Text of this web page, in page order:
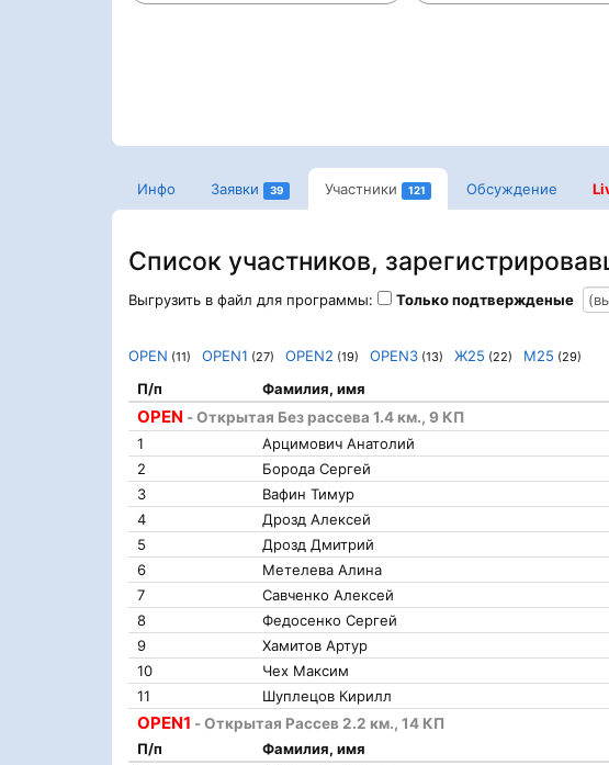
Инфо Заявки 39 Участники 121 Обсуждение
Список участников,
Выгрузить в файл для программы: Только подтвержденые
OPEN (11) OPEN1 (27) OPEN2 (19) OPEN3 (13) Ж25 (22) М25 (29)
OPEN - Открытая Без рассева 1.4 км., 9 КП
П/п Фамилия, имя
1 Арцимович Анатолий
2 Борода Сергей
3 Вафин Тимур
4 Дрозд Алексей
5 Дрозд Дмитрий
6 Метелева Алина
7 Савченко Алексей
8 Федосенко Сергей
9 Хамитов Артур
10 Чех Максим
11 Шуплецов Кирилл
OPEN1 - Открытая Рассев 2.2 км., 14 КП
П/п
Фамилия, имя